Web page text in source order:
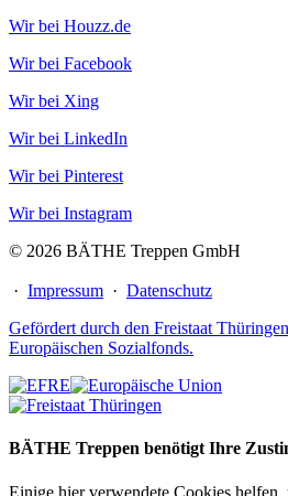
Wir bei Houzz.de
Wir bei Facebook
Wir bei Xing
Wir bei LinkedIn
Wir bei Pinterest
Wir bei Instagram
© 2026 BÄTHE Treppen GmbH
· Impressum · Datenschutz
Gefördert durch den Freistaat
Europäischen Sozialfonds.
BÄTHE Treppen benötigt Ihre
Einige hier verwendete Cookies helfen,